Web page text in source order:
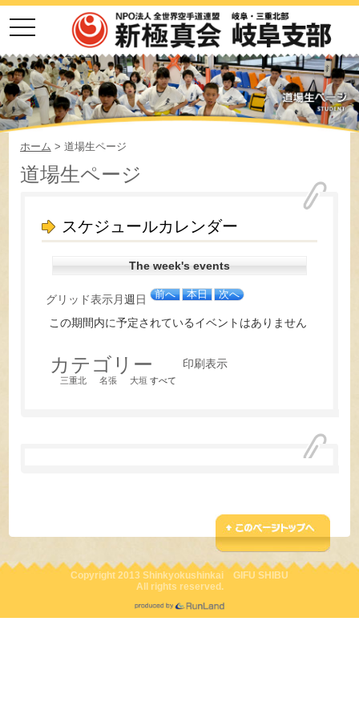
toggle
navigation
ホーム > 道場生ページ
道場生ページ
スケジュールカレンダー
The week's events
グリッド表示月週 日 前へ 本日 次へ
この期間内に予定されているイベントはありません
カテゴリー
三重北 名張 大垣 すべて
印刷表示
Copyright 2013 Shinkyokushinkai GIFU SHIBU
All rights reserved.